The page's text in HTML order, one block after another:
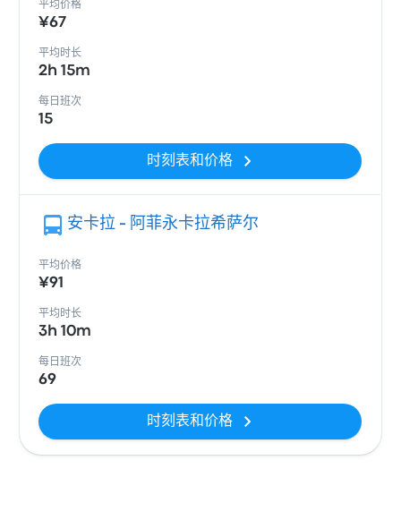
平均价格
¥67
平均时长
2h 15m
每日班次
15
时刻表和价格
安卡拉 - 阿菲永卡拉希萨尔
平均价格
¥91
平均时长
3h 10m
每日班次
69
时刻表和价格